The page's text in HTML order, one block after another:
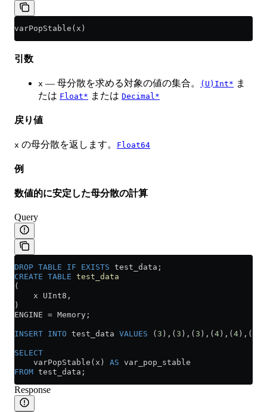
varPopStable(x)
引数
x — 母分散を求める対象の値の集合。 (U)Int* ま
たは Float* または Decimal*
戻り値
x の母分散を返します。 Float64
例
数値的に安定した母分散の計算
Query
DROP TABLE IF EXISTS test_data;
CREATE TABLE test_data
(
    x UInt8,
)
ENGINE = Memory;
INSERT INTO test_data VALUES ( 3 ),( 3 ),( 3 ),( 4 ),( 4 ),(
SELECT
    varPopStable(x)
AS var_pop_stable
FROM test_data;
Response